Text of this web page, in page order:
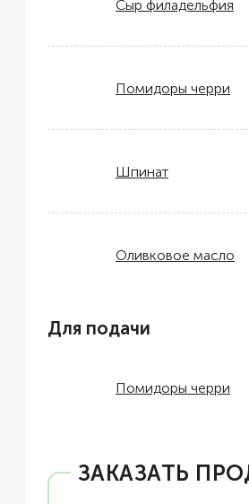
Сыр филадельфия
Помидоры черри
Шпинат
Оливковое масло
Для подачи
Помидоры черри
ЗАКАЗАТЬ